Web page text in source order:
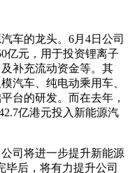
的龙头。6月4日公司
亿元，用于投资锂离子
补充流动资金等。其
汽车、纯电动乘用车、
台的研发。而在去年，
亿港元投入新能源汽
司将进一步提升新能源
毕后，将有力提升公司